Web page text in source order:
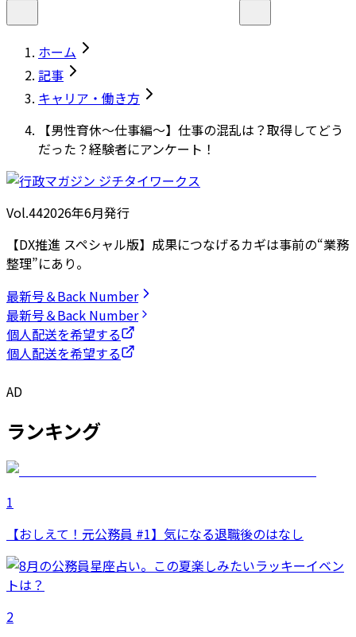
ホーム
記事
キャリア・働き方
【男性育休～仕事編～】仕事の混乱は？取得してどう
だった？経験者にアンケート！
Vol.442026年6月発行
【DX推進 スペシャル版】成果につなげるカギは事前の“業務
整理”にあり。
最新号＆Back Number
最新号＆Back Number
個人配送を希望する
個人配送を希望する
AD
ランキング
1
【おしえて！元公務員 #1】気になる退職後のはなし
2